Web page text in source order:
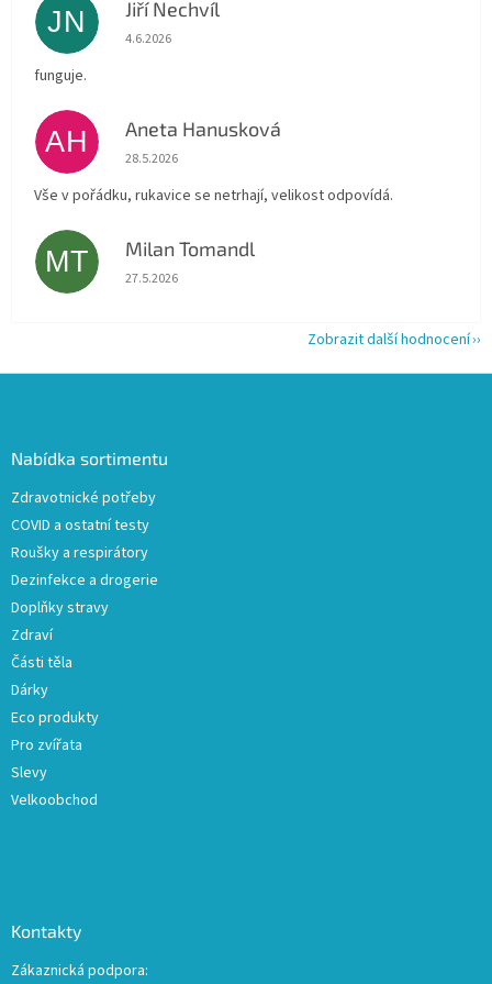
JN Jiří Nechvíl
Hodnocení obchodu je 5 z 5 hvězdiček.
4.6.2026
funguje.
AH Aneta Hanusková
Hodnocení obchodu je 5 z 5 hvězdiček.
28.5.2026
Vše v pořádku, rukavice se netrhají, velikost odpovídá.
MT Milan Tomandl
Hodnocení obchodu je 5 z 5 hvězdiček.
27.5.2026
Zobrazit další hodnocení
Nabídka sortimentu
Zdravotnické potřeby
COVID a ostatní testy
Roušky a respirátory
Dezinfekce a drogerie
Doplňky stravy
Zdraví
Části těla
Dárky
Eco produkty
Pro zvířata
Slevy
Velkoobchod
Kontakty
Zákaznická podpora: